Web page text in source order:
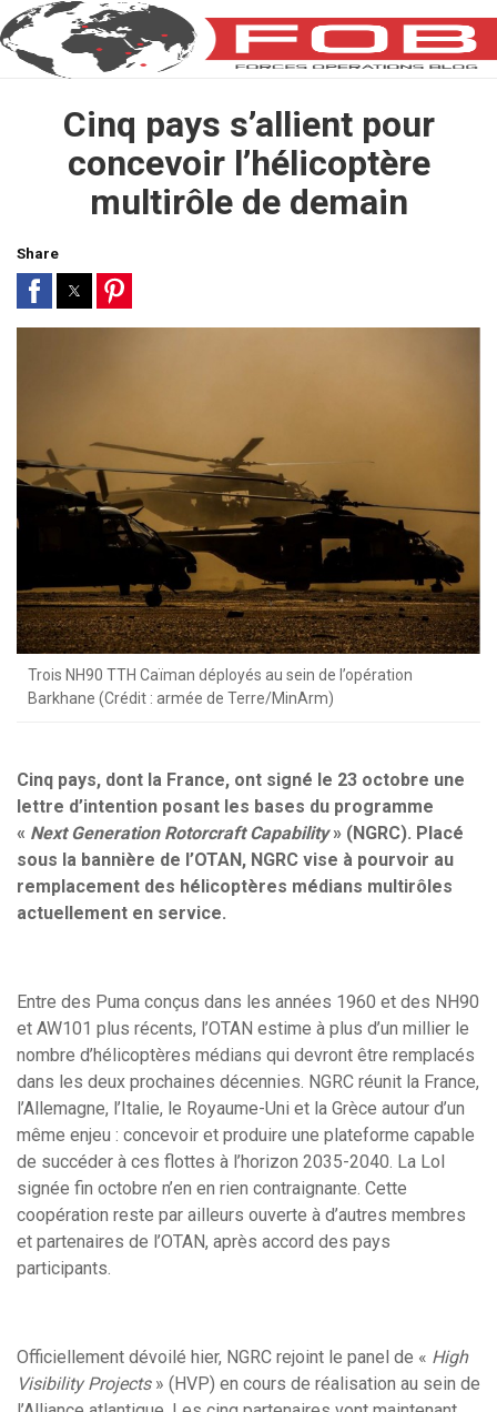
Cinq pays s’allient pour
concevoir l’hélicoptère
multirôle de demain
Share
Trois NH90 TTH Caïman déployés au sein de l’opération
Barkhane (Crédit : armée de Terre/MinArm)
Cinq pays, dont la France, ont signé le 23 octobre une
lettre d’intention posant les bases du programme
« Next Generation Rotorcraft Capability» (NGRC). Placé
sous la bannière de l’OTAN, NGRC vise à pourvoir au
remplacement des hélicoptères médians multirôles
actuellement en service.
Entre des Puma conçus dans les années 1960 et des NH90
et AW101 plus récents, l’OTAN estime à plus d’un millier le
nombre d’hélicoptères médians qui devront être remplacés
dans les deux prochaines décennies. NGRC réunit la France,
l’Allemagne, l’Italie, le Royaume-Uni et la Grèce autour d’un
même enjeu : concevoir et produire une plateforme capable
de succéder à ces flottes à l’horizon 2035-2040. La LoI
signée fin octobre n’en en rien contraignante. Cette
coopération reste par ailleurs ouverte à d’autres membres
et partenaires de l’OTAN, après accord des pays
participants.
Officiellement dévoilé hier, NGRC rejoint le panel de « High
Visibility Projects» (HVP) en cours de réalisation au sein de